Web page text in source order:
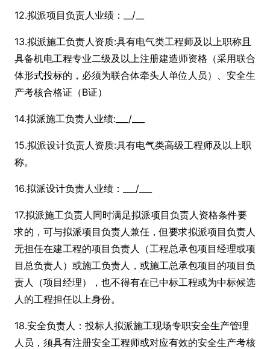
12.拟派项目负责人业绩：__/__
13.拟派施工负责人资质:具有电气类工程师及以上职称且
具备机电工程专业二级及以上注册建造师资格（采用联合
体形式投标的，必须为联合体牵头人单位人员）、安全生
产考核合格证（B证）
14.拟派施工负责人业绩:___/___
15.拟派设计负责人资质:具有电气类高级工程师及以上职
称。
16.拟派设计负责人业绩：___/___
17.拟派施工负责人同时满足拟派项目负责人资格条件要
求的，可与拟派项目负责人兼任，但要求拟派项目负责人
无担任在建工程的项目负责人（工程总承包项目经理或项
目总负责人）或施工负责人，或施工总承包项目的项目负
责人（项目经理），也不得有在已中标工程或为中标候选
人的工程担任以上身份。
18.安全负责人：投标人拟派施工现场专职安全生产管理
人员，须具有注册安全工程师或对应有效的安全生产考核